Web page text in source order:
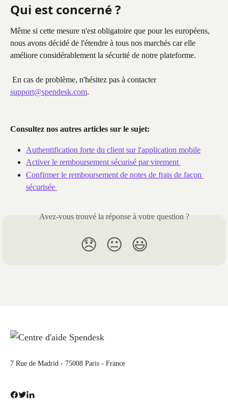
Qui est concerné ?
Même si cette mesure n'est obligatoire que pour les européens,
nous avons décidé de l'étendre à tous nos marchés car elle
améliore considérablement la sécurité de notre plateforme.
En cas de problème, n'hésitez pas à contacter
support@spendesk.com.
Consultez nos autres articles sur le sujet:
Authentification forte du client sur l'application mobile
Activer le remboursement sécurisé par virement
Confirmer le remboursement de notes de frais de façon
sécurisée
Avez-vous trouvé la réponse à votre question ?
😞 😐 😃
7 Rue de Madrid - 75008 Paris - France